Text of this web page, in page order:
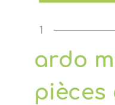
ardo
pièces
1